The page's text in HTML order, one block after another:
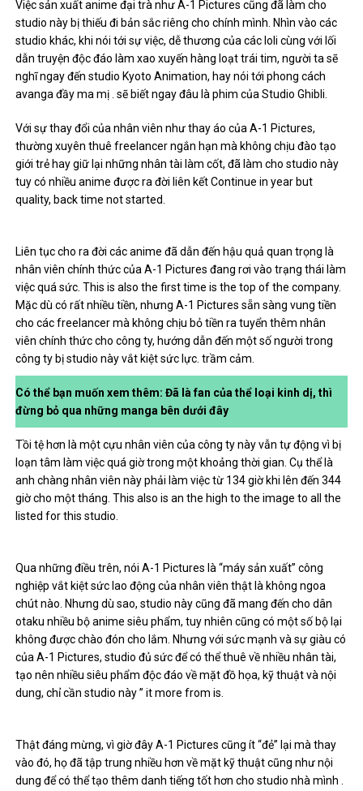
Việc sản xuất anime đại trà như A-1 Pictures cũng đã làm cho
studio này bị thiếu đi bản sắc riêng cho chính mình. Nhìn vào các
studio khác, khi nói tới sự việc, dễ thương của các loli cùng với lối
dẫn truyện độc đáo làm xao xuyến hàng loạt trái tim, người ta sẽ
nghĩ ngay đến studio Kyoto Animation, hay nói tới phong cách
avanga đầy ma mị . sẽ biết ngay đâu là phim của Studio Ghibli.
Với sự thay đổi của nhân viên như thay áo của A-1 Pictures,
thường xuyên thuê freelancer ngắn hạn mà không chịu đào tạo
giới trẻ hay giữ lại những nhân tài làm cốt, đã làm cho studio này
tuy có nhiều anime được ra đời liên kết Continue in year but
quality, back time not started.
Liên tục cho ra đời các anime đã dẫn đến hậu quả quan trọng là
nhân viên chính thức của A-1 Pictures đang rơi vào trạng thái làm
việc quá sức. This is also the first time is the top of the company.
Mặc dù có rất nhiều tiền, nhưng A-1 Pictures sẵn sàng vung tiền
cho các freelancer mà không chịu bỏ tiền ra tuyển thêm nhân
viên chính thức cho công ty, hướng dẫn đến một số người trong
công ty bị studio này vắt kiệt sức lực. trầm cảm.
Có thể bạn muốn xem thêm: Đã là fan của thể loại kinh dị, thì
đừng bỏ qua những manga bên dưới đây
Tồi tệ hơn là một cựu nhân viên của công ty này vẫn tự động vì bị
loạn tâm làm việc quá giờ trong một khoảng thời gian. Cụ thể là
anh chàng nhân viên này phải làm việc từ 134 giờ khi lên đến 344
giờ cho một tháng. This also is an the high to the image to all the
listed for this studio.
Qua những điều trên, nói A-1 Pictures là “máy sản xuất” công
nghiệp vắt kiệt sức lao động của nhân viên thật là không ngoa
chút nào. Nhưng dù sao, studio này cũng đã mang đến cho dân
otaku nhiều bộ anime siêu phẩm, tuy nhiên cũng có một số bộ lại
không được chào đón cho lắm. Nhưng với sức mạnh và sự giàu có
của A-1 Pictures, studio đủ sức để có thể thuê về nhiều nhân tài,
tạo nên nhiều siêu phẩm độc đáo về mặt đồ họa, kỹ thuật và nội
dung, chỉ cần studio này ” it more from is.
Thật đáng mừng, vì giờ đây A-1 Pictures cũng ít “đẻ” lại mà thay
vào đó, họ đã tập trung nhiều hơn về mặt kỹ thuật cũng như nội
dung để có thể tạo thêm danh tiếng tốt hơn cho studio nhà mình .